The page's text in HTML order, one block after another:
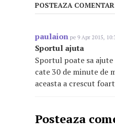
POSTEAZA
paulaion pe 9 Apr 2015,
Sportul ajuta
Sportul poate sa
cate 30 de minute de
aceasta a crescut
Posteaza